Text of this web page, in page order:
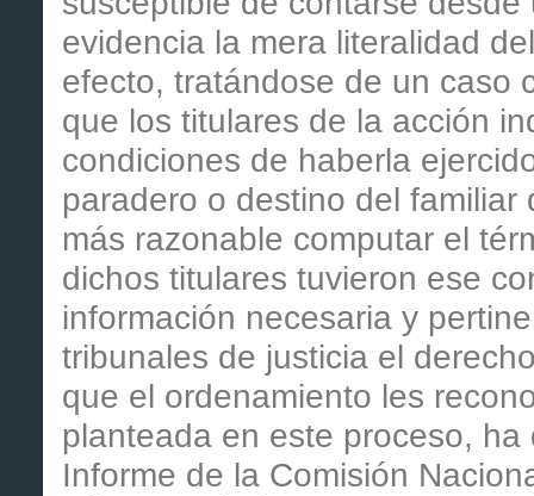
evidencia la mera literalidad
efecto, tratándose de un caso
que los titulares de la acción
condiciones de haberla
paradero o destino del
más razonable computar el
dichos titulares tuvieron ese
información necesaria y
tribunales de justicia el
que el ordenamiento les
planteada en este proceso,
Informe de la Comisión